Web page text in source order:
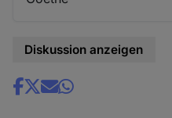
Diskussion anzeigen
Share